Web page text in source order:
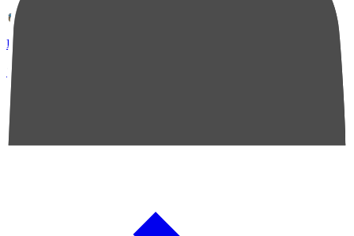
FW 23
マルシーニョ
6
チャンスクリエイト総数